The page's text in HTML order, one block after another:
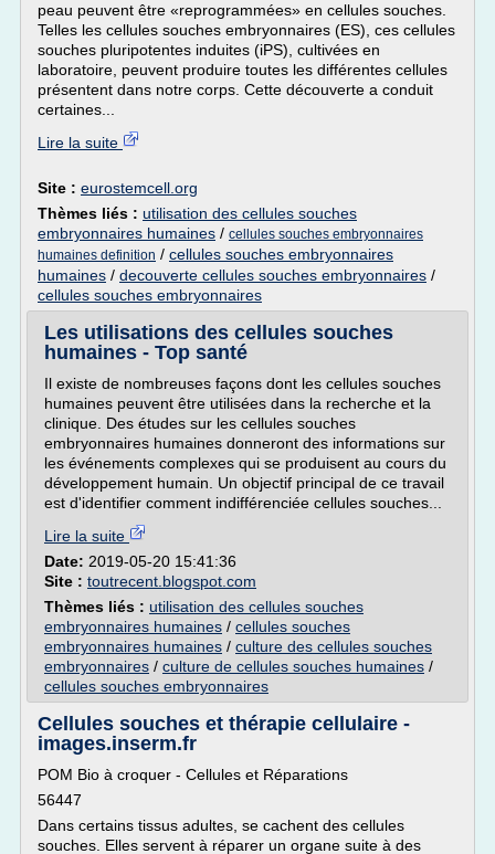
peau peuvent être «reprogrammées» en cellules souches.
Telles les cellules souches embryonnaires (ES), ces cellules
souches pluripotentes induites (iPS), cultivées en
laboratoire, peuvent produire toutes les différentes cellules
présentent dans notre corps. Cette découverte a conduit
certaines...
Lire la suite
Site : eurostemcell.org
Thèmes liés : utilisation des cellules souches
embryonnaires humaines / cellules souches embryonnaires
humaines definition / cellules souches embryonnaires
humaines / decouverte cellules souches embryonnaires /
cellules souches embryonnaires
Les utilisations des cellules souches
humaines - Top santé
Il existe de nombreuses façons dont les cellules souches
humaines peuvent être utilisées dans la recherche et la
clinique. Des études sur les cellules souches
embryonnaires humaines donneront des informations sur
les événements complexes qui se produisent au cours du
développement humain. Un objectif principal de ce travail
est d'identifier comment indifférenciée cellules souches...
Lire la suite
Date: 2019-05-20 15:41:36
Site : toutrecent.blogspot.com
Thèmes liés : utilisation des cellules souches
embryonnaires humaines / cellules souches
embryonnaires humaines / culture des cellules souches
embryonnaires / culture de cellules souches humaines /
cellules souches embryonnaires
Cellules souches et thérapie cellulaire -
images.inserm.fr
POM Bio à croquer - Cellules et Réparations
56447
Dans certains tissus adultes, se cachent des cellules
souches. Elles servent à réparer un organe suite à des